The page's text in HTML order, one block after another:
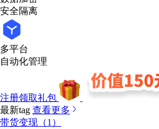
安全隔离
多平台
自动化管理
注册领取礼包
最新tag 查看更多
带货变现（1）